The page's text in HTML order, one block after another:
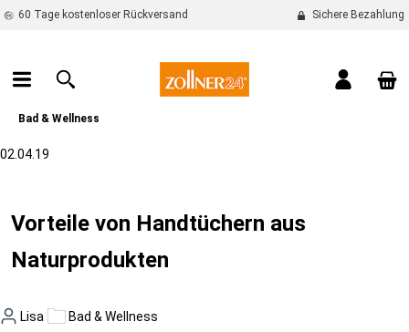
springen
60 Tage kostenloser Rückversand Sichere Bezahlung
Bad & Wellness
02.04.19
Vorteile von Handtüchern aus
Naturprodukten
Lisa Bad & Wellness